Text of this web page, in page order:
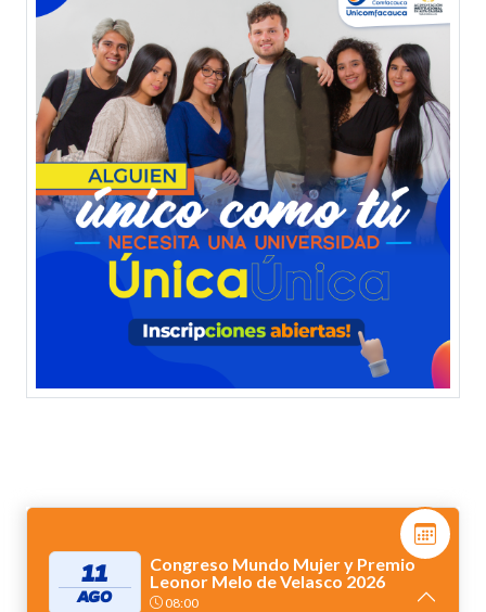
11
AGO
Congreso Mundo Mujer y Premio
Leonor Melo de Velasco 2026
08:00